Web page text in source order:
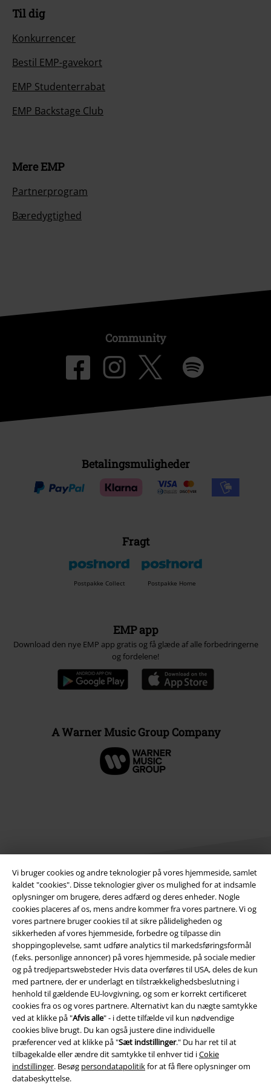
Vi bruger cookies og andre teknologier på vores hjemmeside, samlet
kaldet "cookies". Disse teknologier giver os mulighed for at indsamle
oplysninger om brugere, deres adfærd og deres enheder. Nogle
cookies placeres af os, mens andre kommer fra vores partnere. Vi og
vores partnere bruger cookies til at sikre pålideligheden og
sikkerheden af ​​vores hjemmeside, forbedre og tilpasse din
shoppingoplevelse, samt udføre analytics til markedsføringsformål
(f.eks. personlige annoncer) på vores hjemmeside, på sociale medier
og på tredjepartswebsteder Hvis data overføres til USA, deles de kun
med partnere, der er underlagt en tilstrækkelighedsbeslutning i
henhold til gældende EU-lovgivning, og som er korrekt certificeret
cookies fra os og vores partnere. Alternativt kan du nægte samtykke
ved at klikke på "Afvis alle" - i dette tilfælde vil kun nødvendige
cookies blive brugt. Du kan også justere dine individuelle
præferencer ved at klikke på "Sæt indstillinger." Du har ret til at
tilbagekalde eller ændre dit samtykke til enhver tid iCokie
indstillinger. Besøg persondatapolitikfor at få flere oplysninger om
databeskyttelse.
Til dig
Konkurrencer
Bestil EMP-gavekort
EMP Studenterrabat
EMP Backstage Club
Mere EMP
Partnerprogram
Bæredygtighed
Community
Betalingsmuligheder
Fragt
Postpakke Collect Postpakke Home
EMP app
Download den nye EMP app gratis og få glæde af alle forbedringerne
og fordelene!
A Warner Music Group Company
Juridisk
Salgs-, medlems- & leveringsbetingelser
Om EMP Danmark
Persondatapolitik
Bortskaffelse af affald og miljøbeskyttelse
Overensstemmelseserklæring
Oplysninger om tilgængelighed